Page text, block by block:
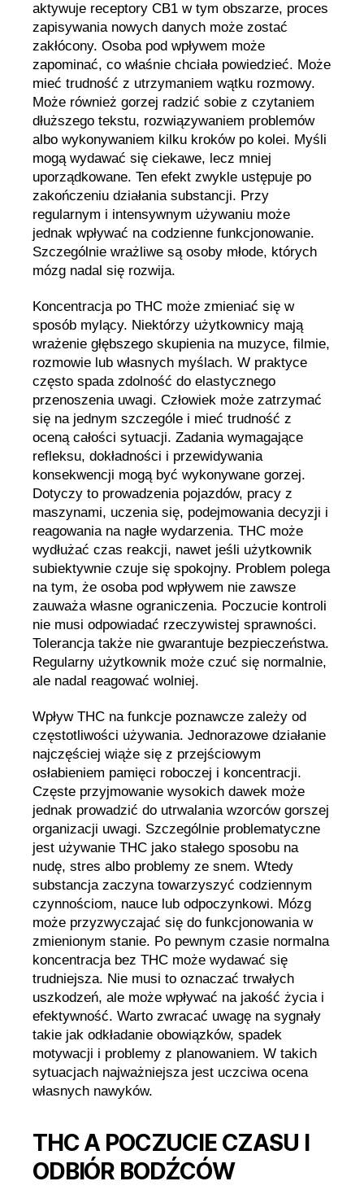
aktywuje receptory CB1 w tym obszarze, proces
zapisywania nowych danych może zostać
zakłócony. Osoba pod wpływem może
zapominać, co właśnie chciała powiedzieć. Może
mieć trudność z utrzymaniem wątku rozmowy.
Może również gorzej radzić sobie z czytaniem
dłuższego tekstu, rozwiązywaniem problemów
albo wykonywaniem kilku kroków po kolei. Myśli
mogą wydawać się ciekawe, lecz mniej
uporządkowane. Ten efekt zwykle ustępuje po
zakończeniu działania substancji. Przy
regularnym i intensywnym używaniu może
jednak wpływać na codzienne funkcjonowanie.
Szczególnie wrażliwe są osoby młode, których
mózg nadal się rozwija.
Koncentracja po THC może zmieniać się w
sposób mylący. Niektórzy użytkownicy mają
wrażenie głębszego skupienia na muzyce, filmie,
rozmowie lub własnych myślach. W praktyce
często spada zdolność do elastycznego
przenoszenia uwagi. Człowiek może zatrzymać
się na jednym szczególe i mieć trudność z
oceną całości sytuacji. Zadania wymagające
refleksu, dokładności i przewidywania
konsekwencji mogą być wykonywane gorzej.
Dotyczy to prowadzenia pojazdów, pracy z
maszynami, uczenia się, podejmowania decyzji i
reagowania na nagłe wydarzenia. THC może
wydłużać czas reakcji, nawet jeśli użytkownik
subiektywnie czuje się spokojny. Problem polega
na tym, że osoba pod wpływem nie zawsze
zauważa własne ograniczenia. Poczucie kontroli
nie musi odpowiadać rzeczywistej sprawności.
Tolerancja także nie gwarantuje bezpieczeństwa.
Regularny użytkownik może czuć się normalnie,
ale nadal reagować wolniej.
Wpływ THC na funkcje poznawcze zależy od
częstotliwości używania. Jednorazowe działanie
najczęściej wiąże się z przejściowym
osłabieniem pamięci roboczej i koncentracji.
Częste przyjmowanie wysokich dawek może
jednak prowadzić do utrwalania wzorców gorszej
organizacji uwagi. Szczególnie problematyczne
jest używanie THC jako stałego sposobu na
nudę, stres albo problemy ze snem. Wtedy
substancja zaczyna towarzyszyć codziennym
czynnościom, nauce lub odpoczynkowi. Mózg
może przyzwyczajać się do funkcjonowania w
zmienionym stanie. Po pewnym czasie normalna
koncentracja bez THC może wydawać się
trudniejsza. Nie musi to oznaczać trwałych
uszkodzeń, ale może wpływać na jakość życia i
efektywność. Warto zwracać uwagę na sygnały
takie jak odkładanie obowiązków, spadek
motywacji i problemy z planowaniem. W takich
sytuacjach najważniejsza jest uczciwa ocena
własnych nawyków.
THC A POCZUCIE CZASU I
ODBIÓR BODŹCÓW